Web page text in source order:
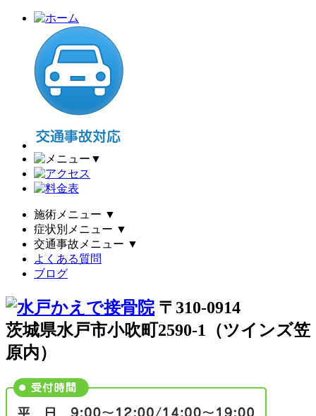
▼
施術メニュー ▼
症状別メニュー ▼
交通事故メニュー ▼
よくある質問
ブログ
〒310-0914
茨城県水戸市小吹町2590-1（ツインズ笠
原内）